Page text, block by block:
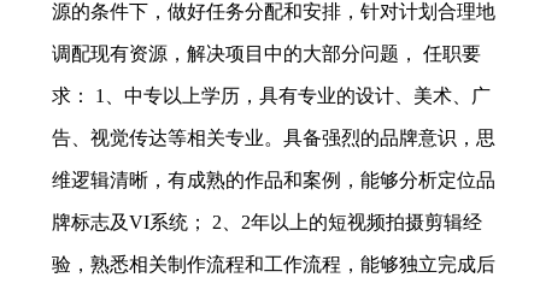
源的条件下，做好任务分配和安排，针对计划合理地
调配现有资源，解决项目中的大部分问题， 任职要
求： 1、中专以上学历，具有专业的设计、美术、广
告、视觉传达等相关专业。具备强烈的品牌意识，思
维逻辑清晰，有成熟的作品和案例，能够分析定位品
牌标志及VI系统； 2、2年以上的短视频拍摄剪辑经
验，熟悉相关制作流程和工作流程，能够独立完成后